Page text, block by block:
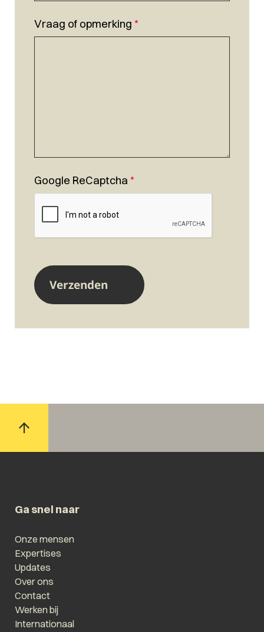
Vraag of opmerking *
Google ReCaptcha *
Ga snel naar
Onze mensen
Expertises
Updates
Over ons
Contact
Werken bij
Internationaal